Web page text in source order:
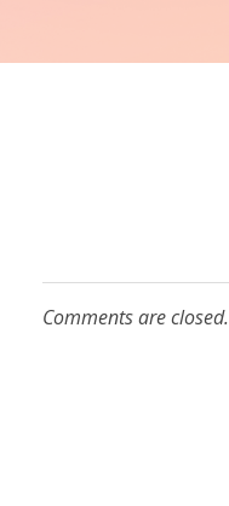
Comments are closed.